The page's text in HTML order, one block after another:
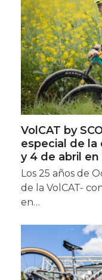
VolCAT by
especial de la
y 4 de abril
Los 25 años de
de la VolCAT-
en…